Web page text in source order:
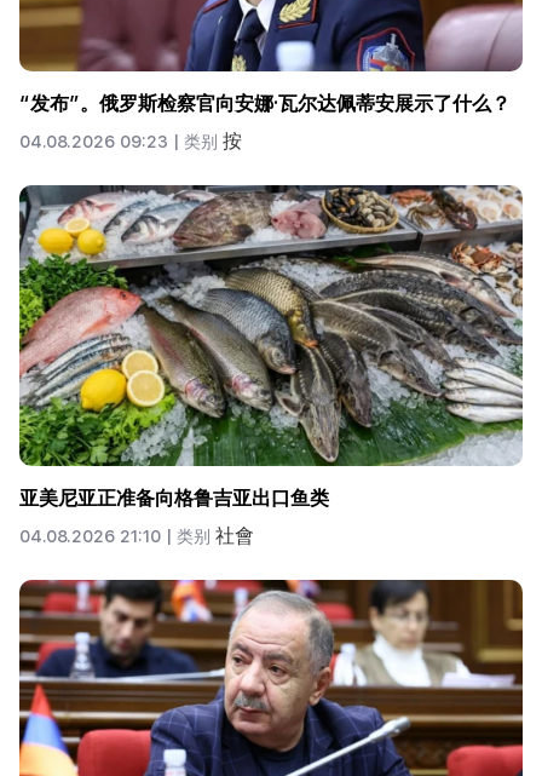
“发布”。俄罗斯检察官向安娜·瓦尔达佩蒂安展示了什么？
04.08.2026 09:23 | 类别 按
亚美尼亚正准备向格鲁吉亚出口鱼类
04.08.2026 21:10 | 类别 社會